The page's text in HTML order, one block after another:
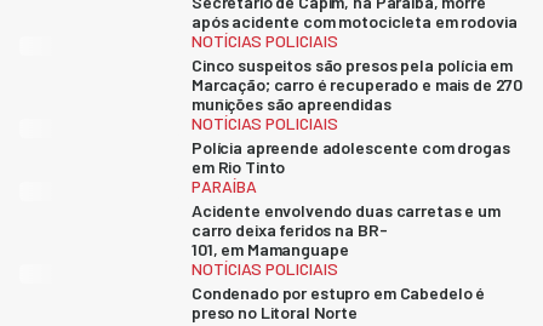
após acidente com motocicleta em rodovia
NOTÍCIAS POLICIAIS
Cinco suspeitos são presos pela polícia em
Marcação; carro é recuperado e mais de 270
munições são apreendidas
NOTÍCIAS POLICIAIS
Polícia apreende adolescente com drogas
em Rio Tinto
PARAÍBA
Acidente envolvendo duas carretas e um
carro deixa feridos na BR-
101, em Mamanguape
NOTÍCIAS POLICIAIS
Condenado por estupro em Cabedelo é
preso no Litoral Norte